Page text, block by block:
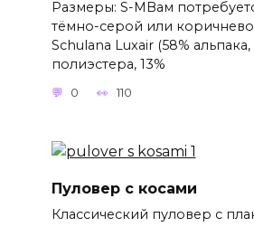
Размеры: S-MВам
тёмно-серой или
Schulana Luxair (58% альпака,
полиэстера, 13%
0 110
Пуловер с косами
Классический пуловер с